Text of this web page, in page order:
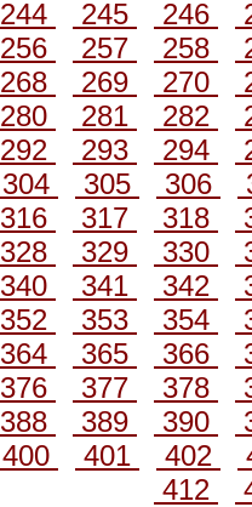
244
245 246
256
257 258
268
269 270
280
281 282
292
293 294
304
305 306
316
317 318
328
329 330
340
341 342
352
353 354
364
365 366
376
377 378
388
389 390
400
401 402
412